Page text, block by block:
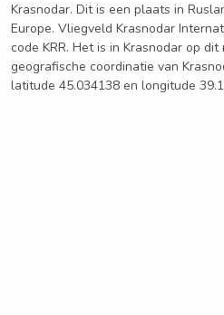
Krasnodar. Dit is een plaats in
Europe. Vliegveld Krasnodar
code KRR. Het is in Krasnodar op dit
geografische coordinatie van
latitude 45.034138 en longitude